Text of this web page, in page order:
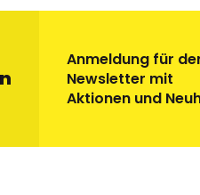
Anmeldung für
Newsletter mit
Aktionen und